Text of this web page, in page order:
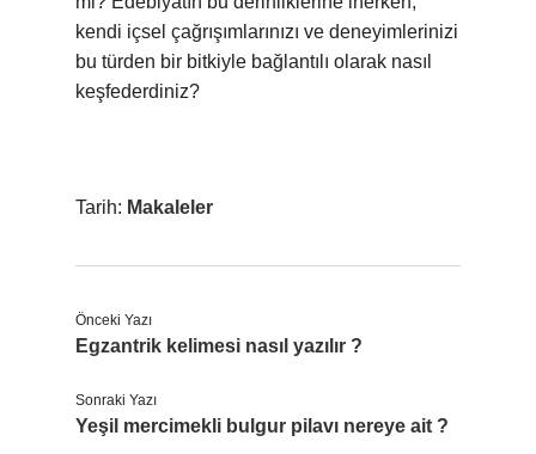
kendi içsel çağrışımlarınızı ve deneyimlerinizi
bu türden bir bitkiyle bağlantılı olarak nasıl
keşfederdiniz?
Tarih: Makaleler
Önceki Yazı
Egzantrik kelimesi nasıl yazılır ?
Sonraki Yazı
Yeşil mercimekli bulgur pilavı nereye ait ?